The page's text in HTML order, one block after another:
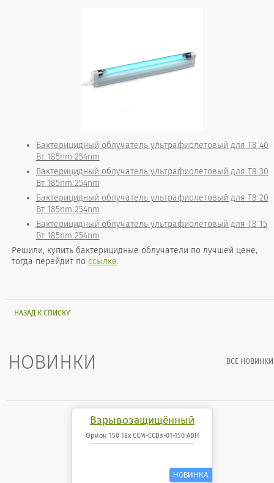
Бактерицидный облучатель ультрафиолетовый для T8 40
Вт 185nm 254nm
Бактерицидный облучатель ультрафиолетовый для T8 30
Вт 185nm 254nm
Бактерицидный облучатель ультрафиолетовый для T8 20
Вт 185nm 254nm
Бактерицидный облучатель ультрафиолетовый для T8 15
Вт 185nm 254nm
Решили, купить бактерицидные облучатели по лучшей цене,
тогда перейдит по ссылке.
НАЗАД К СПИСКУ
НОВИНКИ ВСЕ НОВИНКИ
Взрывозащищённый
светодиодный
Орион 150 1Ex ССМ-ССВз-01-150 АВН